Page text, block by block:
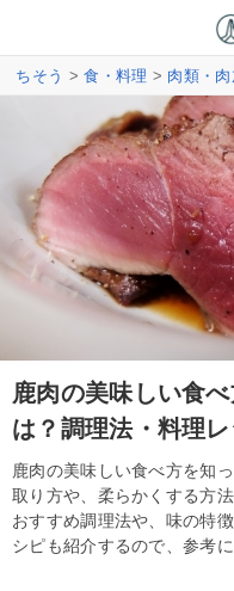
ちそう >食・料理 > 肉類・
鹿肉の美味しい食
は？調理法・料理レ
鹿肉の美味しい食べ方を知
取り方や、柔らかくする方
おすすめ調理法や、味の特
シピも紹介するので、参考